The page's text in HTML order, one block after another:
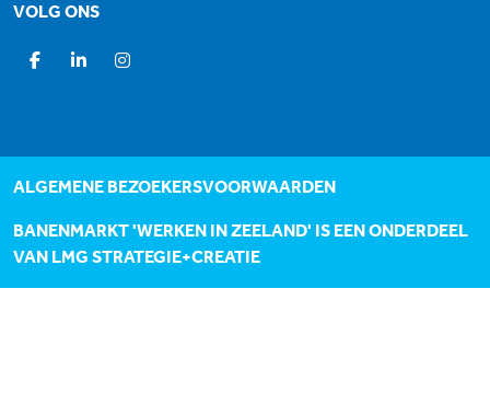
VOLG ONS
ALGEMENE BEZOEKERSVOORWAARDEN
BANENMARKT 'WERKEN IN ZEELAND' IS EEN ONDERDEEL
VAN LMG STRATEGIE+CREATIE